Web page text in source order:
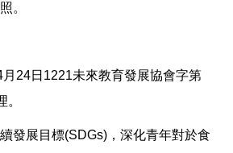
。
24日1221未來教育發展協會字第
發展目標(SDGs)，深化青年對於食